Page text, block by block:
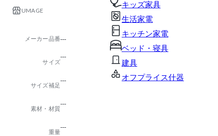
キッズ家具
生活家電
キッチン家電
ベッド・寝具
建具
オフプライス什器
UMAGE
メーカー品番---
サイズ
---
サイズ補足
---
素材・材質
---
重量
---